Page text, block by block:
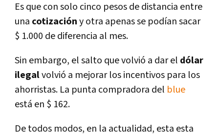
Es que con solo cinco pesos de distancia entre
una cotizacióny otra apenas se podían sacar
$ 1.000 de diferencia al mes.
Sin embargo, el salto que volvió a dar el dólar
ilegalvolvió a mejorar los incentivos para los
ahorristas. La punta compradora del blue
está en $ 162.
De todos modos, en la actualidad, esta esta